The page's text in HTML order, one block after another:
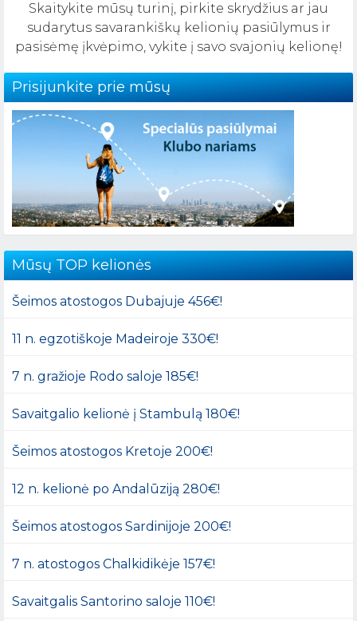
Skaitykite mūsų turinį, pirkite skrydžius ar jau
sudarytus savarankiškų kelionių pasiūlymus ir
pasisėmę įkvėpimo, vykite į savo svajonių kelionę!
Prisijunkite prie mūsų
Mūsų TOP kelionės
Šeimos atostogos Dubajuje 456€!
11 n. egzotiškoje Madeiroje 330€!
7 n. gražioje Rodo saloje 185€!
Savaitgalio kelionė į Stambulą 180€!
Šeimos atostogos Kretoje 200€!
12 n. kelionė po Andalūziją 280€!
Šeimos atostogos Sardinijoje 200€!
7 n. atostogos Chalkidikėje 157€!
Savaitgalis Santorino saloje 110€!